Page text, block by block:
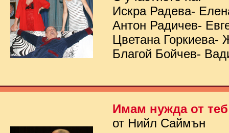
Искра Радева-
Антон Радичев-
Цветана Горкиева-
Благой Бойчев-
Имам нужда от теб
от Нийл Саймън